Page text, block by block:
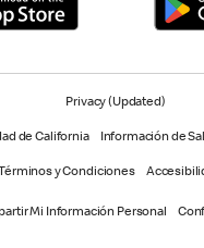
Privacy (Updated)
de California Información de
Términos y Condiciones
Mi Información Personal